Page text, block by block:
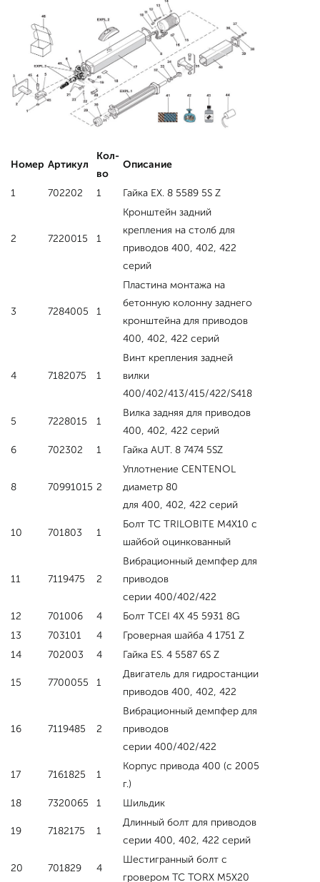
Номер Артикул
Кол-
во
Описание
1 702202 1 Гайка EX. 8 5589 5S Z
2 7220015 1
Кронштейн задний
крепления на столб для
приводов 400, 402, 422
серий
3 7284005 1
Пластина монтажа на
бетонную колонну заднего
кронштейна для приводов
400, 402, 422 серий
4 7182075 1
Винт крепления задней
вилки
400/402/413/415/422/S418
5 7228015 1
Вилка задняя для приводов
400, 402, 422 серий
6
702302 1 Гайка AUT. 8 7474 5SZ
8 70991015 2
Уплотнение CENTENOL
диаметр 80
для 400, 402, 422 серий
10 701803 1
Болт ТС TRILOBITE М4Х10 с
шайбой оцинкованный
11 7119475 2
Вибрационный демпфер для
приводов
серии 400/402/422
12
701006 4
Болт TCEI 4Х 45 5931 8G
13
703101 4
Гроверная шайба 4 1751 Z
14
702003 4 Гайка ES. 4 5587 6S Z
15 7700055 1
Двигатель для гидростанции
приводов 400, 402, 422
16 7119485 2
Вибрационный демпфер для
приводов
серии 400/402/422
17 7161825 1
Корпус привода 400 (с 2005
г.)
18
7320065 1 Шильдик
19 7182175 1
Длинный болт для приводов
серии 400, 402, 422 серий
20 701829 4
Шестигранный болт с
гровером ТС TORX М5Х20